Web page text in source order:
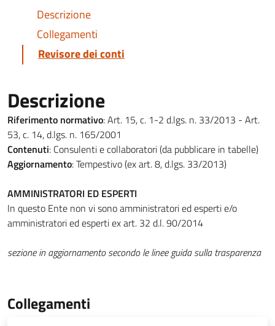
Descrizione
Collegamenti
Revisore dei conti
Descrizione
Riferimento normativo: Art. 15, c. 1-2 d.lgs. n. 33/2013 - Art.
53, c. 14, d.lgs. n. 165/2001
Contenuti: Consulenti e collaboratori (da pubblicare in tabelle)
Aggiornamento: Tempestivo (ex art. 8, d.lgs. 33/2013)
AMMINISTRATORI ED ESPERTI
In questo Ente non vi sono amministratori ed esperti e/o
amministratori ed esperti ex art. 32 d.l. 90/2014
sezione in aggiornamento secondo le linee guida sulla trasparenza
Collegamenti